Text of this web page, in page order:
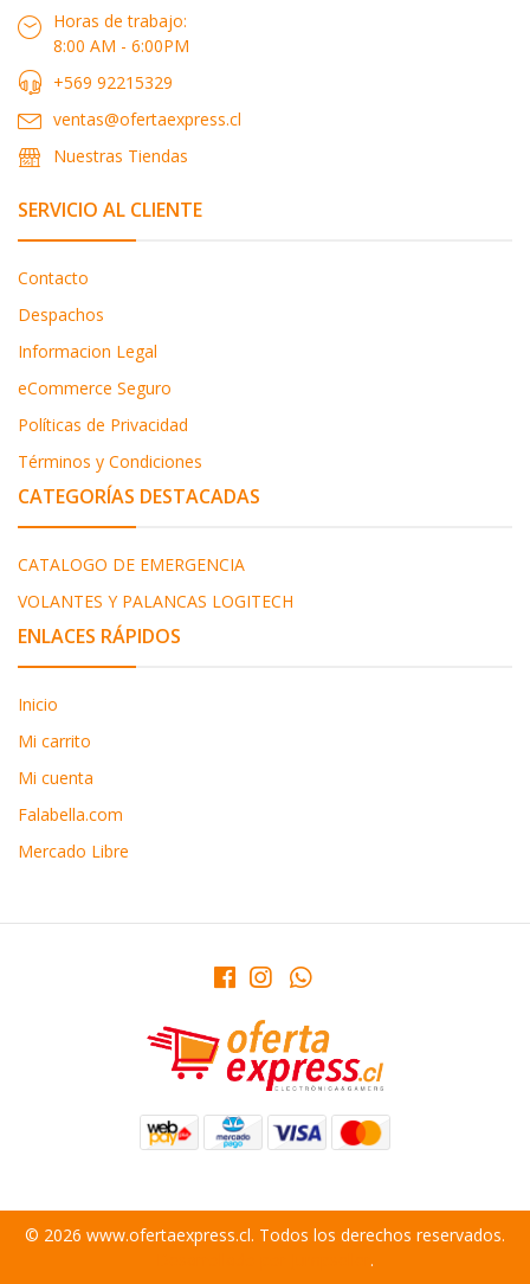
Horas de trabajo:
8:00 AM - 6:00PM
+569 92215329
ventas@ofertaexpress.cl
Nuestras Tiendas
SERVICIO AL CLIENTE
Contacto
Despachos
Informacion Legal
eCommerce Seguro
Políticas de Privacidad
Términos y Condiciones
CATEGORÍAS DESTACADAS
CATALOGO DE EMERGENCIA
VOLANTES Y PALANCAS LOGITECH
ENLACES RÁPIDOS
Inicio
Mi carrito
Mi cuenta
Falabella.com
Mercado Libre
© 2026 www.ofertaexpress.cl. Todos los derechos reservados.
.